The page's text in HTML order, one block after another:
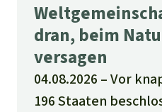
dran, beim
versagen
04.08.2026
Vor
196 Staaten